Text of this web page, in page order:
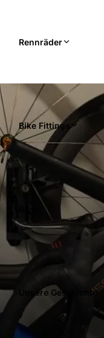
Rennräder
Bike Fittings
Unsere Geschichte